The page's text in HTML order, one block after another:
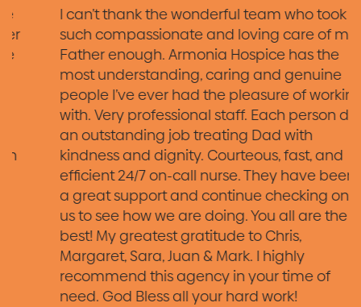
I can’t thank the wonderful team who took
such compassionate and loving care of my
Father enough. Armonia Hospice has the
most understanding, caring and genuine
people I’ve ever had the pleasure of working
with. Very professional staff. Each person did
an outstanding job treating Dad with
kindness and dignity. Courteous, fast, and
efficient 24/7 on-call nurse. They have been
a great support and continue checking on
us to see how we are doing. You all are the
best! My greatest gratitude to Chris,
Margaret, Sara, Juan & Mark. I highly
recommend this agency in your time of
need. God Bless all your hard work!